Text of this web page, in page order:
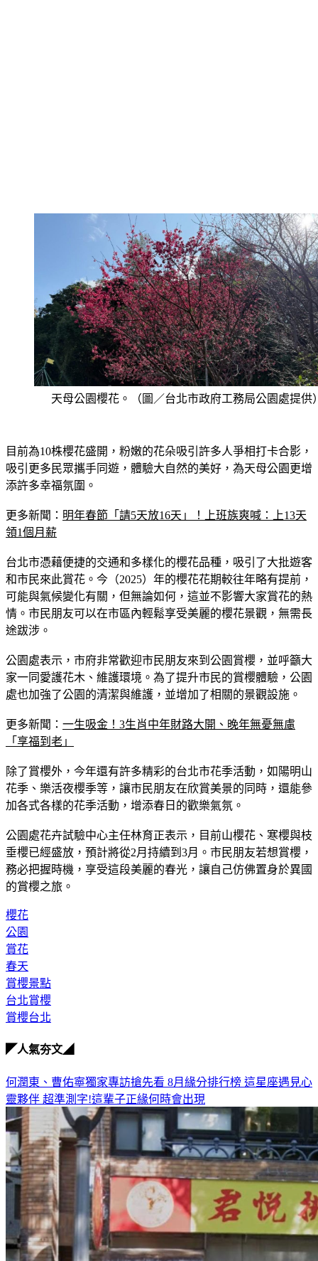
天母公園櫻花。（圖／台北市政府工務局公園處提供
目前為10株櫻花盛開，粉嫩的花朵吸引許多人爭相打卡合影，
吸引更多民眾攜手同遊，體驗大自然的美好，為天母公園更增
添許多幸福氛圍。
更多新聞： 明年春節「請5天放16天」！上班族爽喊：上13天
領1個月薪
台北市憑藉便捷的交通和多樣化的櫻花品種，吸引了大批遊客
和市民來此賞花。今（2025）年的櫻花花期較往年略有提前，
可能與氣候變化有關，但無論如何，這並不影響大家賞花的熱
情。市民朋友可以在市區內輕鬆享受美麗的櫻花景觀，無需長
途跋涉。
公園處表示，市府非常歡迎市民朋友來到公園賞櫻，並呼籲大
家一同愛護花木、維護環境。為了提升市民的賞櫻體驗，公園
處也加強了公園的清潔與維護，並增加了相關的景觀設施。
更多新聞： 一生吸金！3生肖中年財路大開、晚年無憂無慮
「享福到老」
除了賞櫻外，今年還有許多精彩的台北市花季活動，如陽明山
花季、樂活夜櫻季等，讓市民朋友在欣賞美景的同時，還能參
加各式各樣的花季活動，增添春日的歡樂氣氛。
公園處花卉試驗中心主任林育正表示，目前山櫻花、寒櫻與枝
垂櫻已經盛放，預計將從2月持續到3月。市民朋友若想賞櫻，
務必把握時機，享受這段美麗的春光，讓自己仿佛置身於異國
的賞櫻之旅。
櫻花
公園
賞花
春天
賞櫻景點
台北賞櫻
賞櫻台北
◤人氣夯文◢
何潤東、曹佑寧獨家專訪搶先看 8月緣分排行榜 這星座遇見心
靈夥伴 超準測字!這輩子正緣何時會出現